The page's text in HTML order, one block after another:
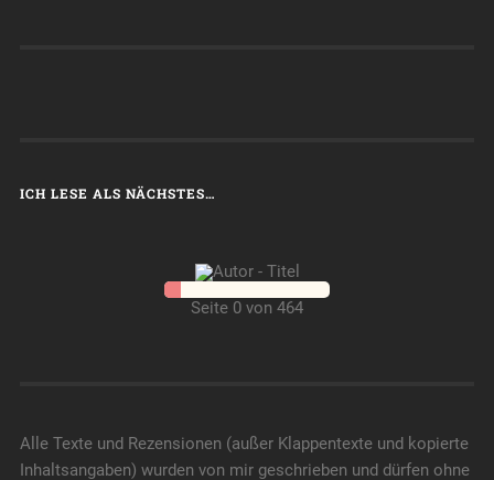
ICH LESE ALS NÄCHSTES…
Seite 0 von 464
Alle Texte und Rezensionen (außer Klappentexte und kopierte
Inhaltsangaben) wurden von mir geschrieben und dürfen ohne